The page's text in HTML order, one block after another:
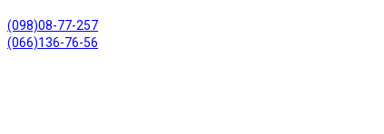
(098)08-77-257
(066)136-76-56